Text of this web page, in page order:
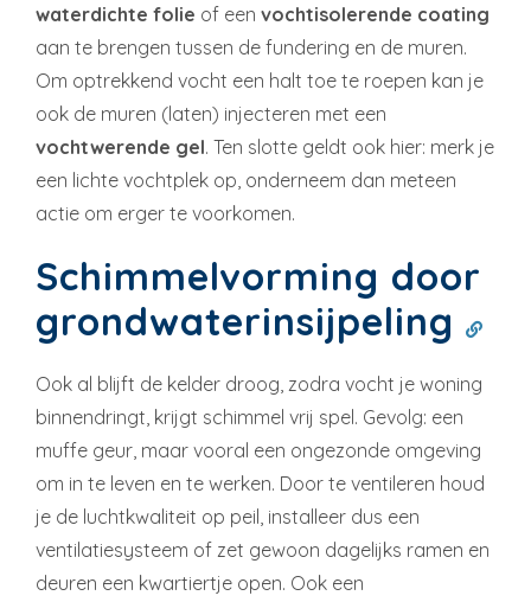
waterdichte folie of een vochtisolerende coating
aan te brengen tussen de fundering en de muren.
Om optrekkend vocht een halt toe te roepen kan je
ook de muren (laten) injecteren met een
vochtwerende gel. Ten slotte geldt ook hier: merk je
een lichte vochtplek op, onderneem dan meteen
actie om erger te voorkomen.
Schimmelvorming door
grondwaterinsijpeling
Ook al blijft de kelder droog, zodra vocht je woning
binnendringt, krijgt schimmel vrij spel. Gevolg: een
muffe geur, maar vooral een ongezonde omgeving
om in te leven en te werken. Door te ventileren houd
je de luchtkwaliteit op peil, installeer dus een
ventilatiesysteem of zet gewoon dagelijks ramen en
deuren een kwartiertje open. Ook een